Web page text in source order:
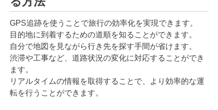
GPS追跡を使うことで旅行の効率化を実現できます。
目的地に到着するための道順を知ることができます。
自分で地図を見ながら行き先を探す手間が省けます。
渋滞や工事など、道路状況の変化に対応することができ
ます。
リアルタイムの情報を取得することで、より効率的な運
転を行うことができます。